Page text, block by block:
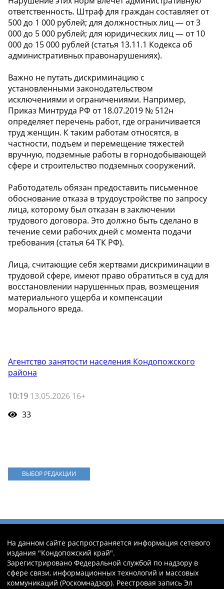
ответственность. Штраф для граждан составляет от
500 до 1 000 рублей; для должностных лиц — от 3
000 до 5 000 рублей; для юридических лиц — от 10
000 до 15 000 рублей (статья 13.11.1 Кодекса об
административных правонарушениях).
Важно не путать дискриминацию с
установленными законодательством
исключениями и ограничениями. Например,
Приказ Минтруда РФ от 18.07.2019 № 512н
определяет перечень работ, где ограничивается
труд женщин. К таким работам относятся, в
частности, подъем и перемещение тяжестей
вручную, подземные работы в горнодобывающей
сфере и строительство подземных сооружений.
Работодатель обязан предоставить письменное
обоснование отказа в трудоустройстве по запросу
лица, которому был отказан в заключении
трудового договора. Это должно быть сделано в
течение семи рабочих дней с момента подачи
требования (статья 64 ТК РФ).
Лица, считающие себя жертвами дискриминации в
трудовой сфере, имеют право обратиться в суд для
восстановлении нарушенных прав, возмещения
материального ущерба и компенсации
морального вреда.
Агентство занятости населения Кондопожского
района
10:19 13.05.2026 16+
33
ВЫБОР РЕДАКЦИИ
На данном сайте распространяется информация сетевого
издания "Кондопожский край".
Зарегистрировано Федеральной службой по надзору в
сфере связи, информационных технологий и массовых
коммуникаций (Роскомнадзор). Реестровая запись Эл